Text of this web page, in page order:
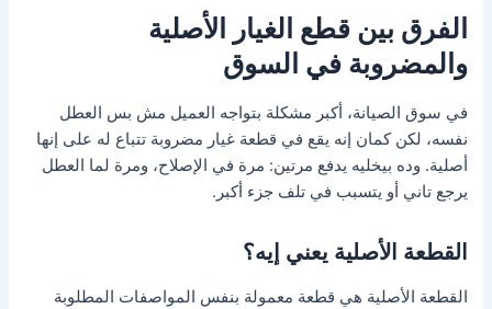
الفرق بين قطع الغيار الأصلية
والمضروبة في السوق
في سوق الصيانة، أكبر مشكلة بتواجه العميل مش بس العطل
نفسه، لكن كمان إنه يقع في قطعة غيار مضروبة تتباع له على إنها
أصلية. وده بيخليه يدفع مرتين: مرة في الإصلاح، ومرة لما العطل
يرجع تاني أو يتسبب في تلف جزء أكبر.
القطعة الأصلية يعني إيه؟
القطعة الأصلية هي قطعة معمولة بنفس المواصفات المطلوبة